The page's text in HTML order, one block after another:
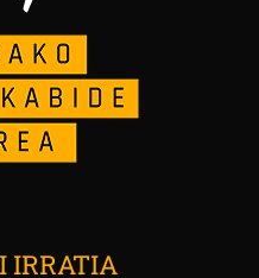
IRRATIA